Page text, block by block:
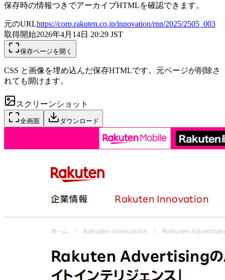
保存時の情報つきでアーカイブHTMLを確認できます。
元のURLhttps://corp.rakuten.co.jp/innovation/rnn/2025/2505_003
取得開始2026年4月14日 20:29 JST
保存ページを開く
CSS と画像を埋め込んだ保存HTMLです。元ページが削除さ
れても開けます。
スクリーンショット
全画面 ダウンロード